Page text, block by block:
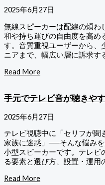
2025年6月27日
無線スピーカーは配線の煩わ
和や持ち運びの自由度を高め
す。音質重視ユーザーから、
ニアまで、幅広い層に訴求す
Read More
手元でテレビ音が聴きや
2025年6月27日
テレビ視聴中に「セリフが聞
家族に迷惑」──そんな悩み
小型スピーカーです。テレビ
る要素と選び方、設置・運用
Read More